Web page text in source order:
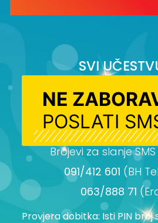
SVI
NE
POSLATI
Brojevi za slanje
091/412 601 (BH
063/888 71
Provjera dobitka: Isti PIN